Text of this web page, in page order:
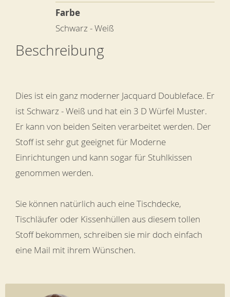
Farbe
Schwarz - Weiß
Beschreibung
Dies ist ein ganz moderner Jacquard Doubleface. Er
ist Schwarz - Weiß und hat ein 3 D Würfel Muster.
Er kann von beiden Seiten verarbeitet werden. Der
Stoff ist sehr gut geeignet für Moderne
Einrichtungen und kann sogar für Stuhlkissen
genommen werden.
Sie können natürlich auch eine Tischdecke,
Tischläufer oder Kissenhüllen aus diesem tollen
Stoff bekommen, schreiben sie mir doch einfach
eine Mail mit ihrem Wünschen.